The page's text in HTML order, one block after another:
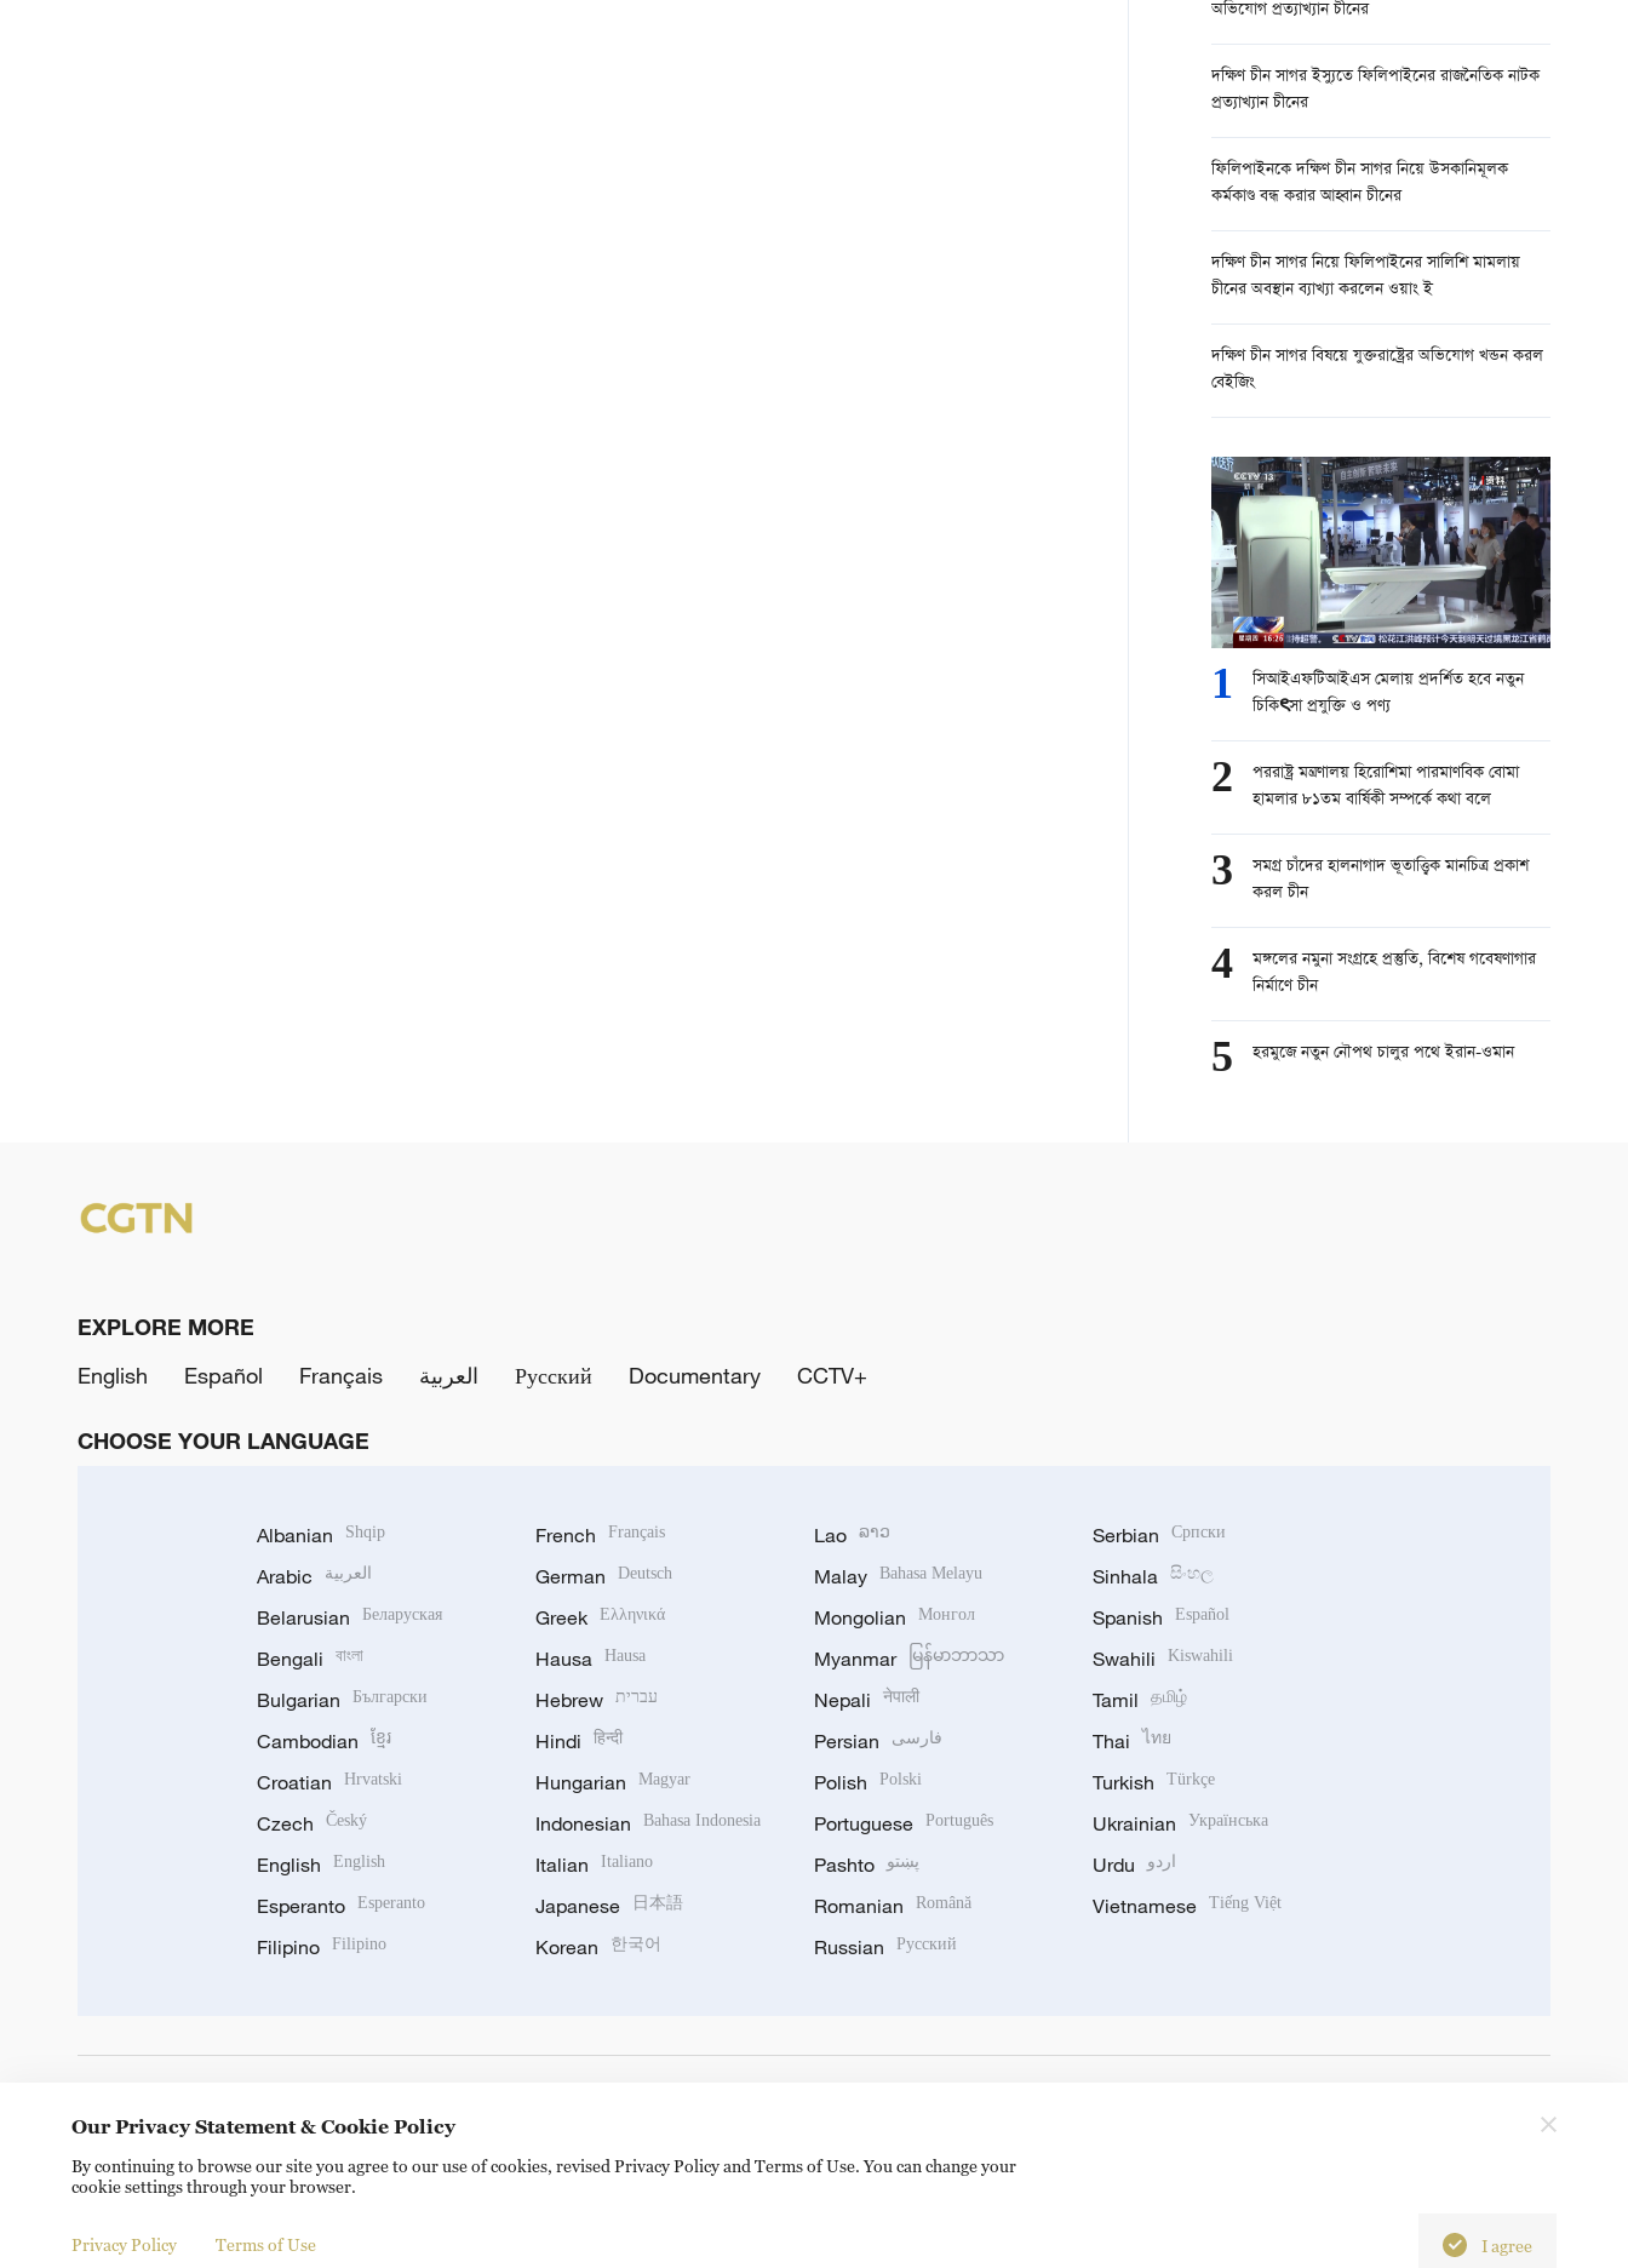
অভিযোগ প্রত্যাখ্যান চীনের
দক্ষিণ চীন সাগর ইস্যুতে ফিলিপাইনের রাজনৈতিক নাটক
প্রত্যাখ্যান চীনের
ফিলিপাইনকে দক্ষিণ চীন সাগর নিয়ে উসকানিমূলক
কর্মকাণ্ড বন্ধ করার আহ্বান চীনের
দক্ষিণ চীন সাগর নিয়ে ফিলিপাইনের সালিশি মামলায়
চীনের অবস্থান ব্যাখ্যা করলেন ওয়াং ই
দক্ষিণ চীন সাগর বিষয়ে যুক্তরাষ্ট্রের অভিযোগ খন্ডন করল
বেইজিং
1
সিআইএফটিআইএস মেলায় প্রদর্শিত হবে নতুন
চিকিৎসা প্রযুক্তি ও পণ্য
2
পররাষ্ট্র মন্ত্রণালয় হিরোশিমা পারমাণবিক বোমা
হামলার ৮১তম বার্ষিকী সম্পর্কে কথা বলে
3
সমগ্র চাঁদের হালনাগাদ ভূতাত্ত্বিক মানচিত্র প্রকাশ
করল চীন
4
মঙ্গলের নমুনা সংগ্রহে প্রস্তুতি, বিশেষ গবেষণাগার
নির্মাণে চীন
5 হরমুজে নতুন নৌপথ চালুর পথে ইরান-ওমান
EXPLORE MORE
English
Español Français العربية Русский Documentary CCTV+
CHOOSE YOUR LANGUAGE
Albanian Shqip
Arabic العربية
Belarusian Беларуская
Bengali বাংলা
Bulgarian Български
Cambodian ខ្មែរ
Croatian Hrvatski
Czech Český
English English
Esperanto Esperanto
Filipino Filipino
French Français
German Deutsch
Greek Ελληνικά
Hausa Hausa
Hebrew עברית
Hindi हिन्दी
Hungarian Magyar
Indonesian Bahasa Indonesia
Italian Italiano
Japanese 日本語
Korean 한국어
Lao ລາວ
Malay Bahasa Melayu
Mongolian Монгол
Myanmar မြန်မာဘာသာ
Nepali नेपाली
Persian فارسی
Polish Polski
Portuguese Português
Pashto پښتو
Romanian Română
Russian Русский
Serbian Српски
Sinhala සිංහල
Spanish Español
Swahili Kiswahili
Tamil தமிழ்
Thai ไทย
Turkish Türkçe
Ukrainian Українська
Urdu اردو
Vietnamese Tiếng Việt
© China Radio International.CRI. All Rights Reserved. 16A Shijingshan Road, Beijing, China. 100040
Our Privacy Statement & Cookie Policy
By continuing to browse our site you agree to our use of cookies, revised Privacy Policy and Terms of Use. You can change your
cookie settings through your browser.
Privacy Policy Terms of Use I agree